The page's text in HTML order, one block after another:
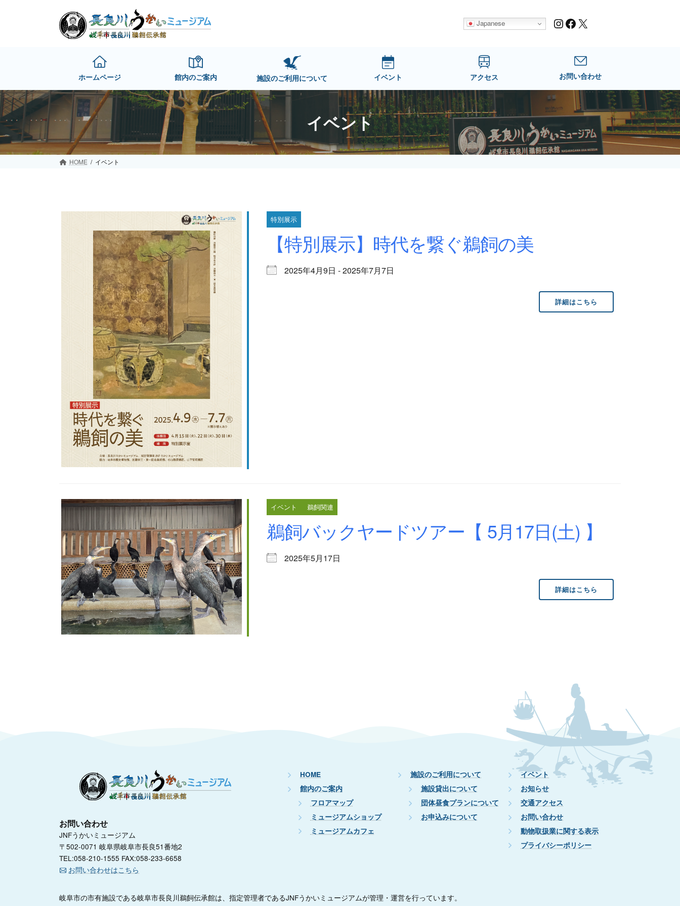
Japanese Instagram
Facebook
X
ホームページ 館内のご案内 施設のご利用について イベント アクセス お問い合わせ
イベント
HOME イベント
特別展示
【特別展示】時代を繋ぐ鵜飼の美
2025年4月9日 - 2025年7月7日
詳細はこちら
イベント 鵜飼関連
鵜飼バックヤードツアー【 5月17日(土) 】
2025年5月17日
詳細はこちら
お問い合わせ
JNFうかいミュージアム
〒502-0071 岐阜県岐阜市長良51番地2
TEL:058-210-1555 FAX:058-233-6658
お問い合わせはこちら
HOME
館内のご案内
フロアマップ
ミュージアムショップ
ミュージアムカフェ
施設のご利用について
施設貸出について
団体昼食プランについて
お申込みについて
イベント
お知らせ
交通アクセス
お問い合わせ
動物取扱業に関する表示
プライバシーポリシー
岐阜市の市有施設である岐阜市長良川鵜飼伝承館は、指定管理者であるJNFうかいミュージアムが管理・運営を行っています。